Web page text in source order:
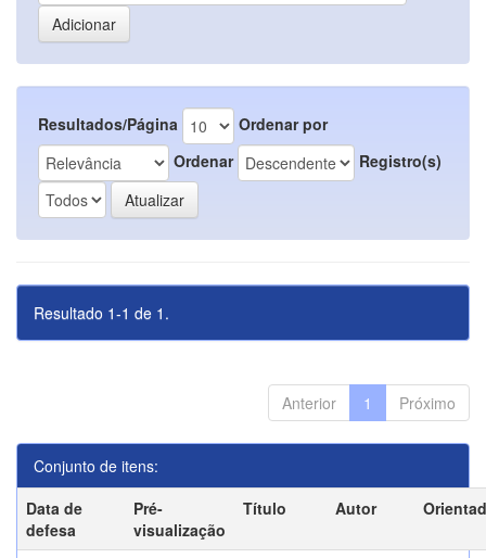
Resultados/Página
Ordenar por
Ordenar
Registro(s)
Resultado 1-1 de 1.
Anterior 1 Próximo
Conjunto de itens:
Data de
defesa
Pré-
visualização
Título Autor